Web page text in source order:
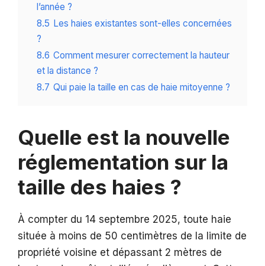
l’année ?
8.5 Les haies existantes sont-elles concernées
?
8.6 Comment mesurer correctement la hauteur
et la distance ?
8.7 Qui paie la taille en cas de haie mitoyenne ?
Quelle est la nouvelle
réglementation sur la
taille des haies ?
À compter du 14 septembre 2025, toute haie
située à moins de 50 centimètres de la limite de
propriété voisine et dépassant 2 mètres de